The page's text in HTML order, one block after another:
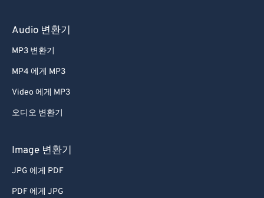
Audio 변환기
MP3 변환기
MP4 에게 MP3
Video 에게 MP3
오디오 변환기
Image 변환기
JPG 에게 PDF
PDF 에게 JPG